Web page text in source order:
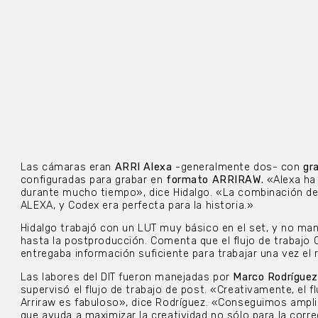
Las cámaras eran ARRI Alexa -generalmente dos- con
configuradas para grabar en formato ARRIRAW. «Alexa
durante mucho tiempo», dice Hidalgo. «La combinación
ALEXA, y Codex era perfecta para la historia.»
Hidalgo trabajó con un LUT muy básico en el set, y no
hasta la postproducción. Comenta que el flujo de trabajo
entregaba información suficiente para trabajar una vez el
Las labores del DIT fueron manejadas por Marco Rodríguez
supervisó el flujo de trabajo de post. «Creativamente, el
Arriraw es fabuloso», dice Rodríguez. «Conseguimos
que ayuda a maximizar la creatividad no sólo para la